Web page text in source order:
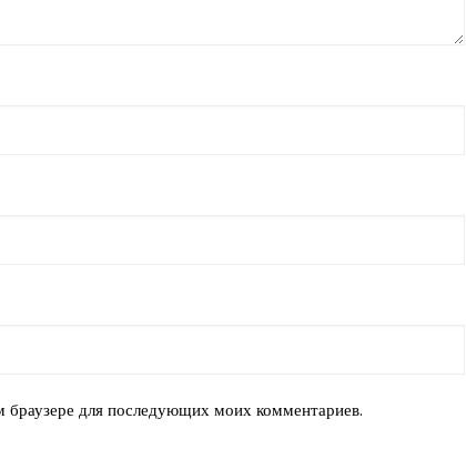
для последующих моих комментариев.